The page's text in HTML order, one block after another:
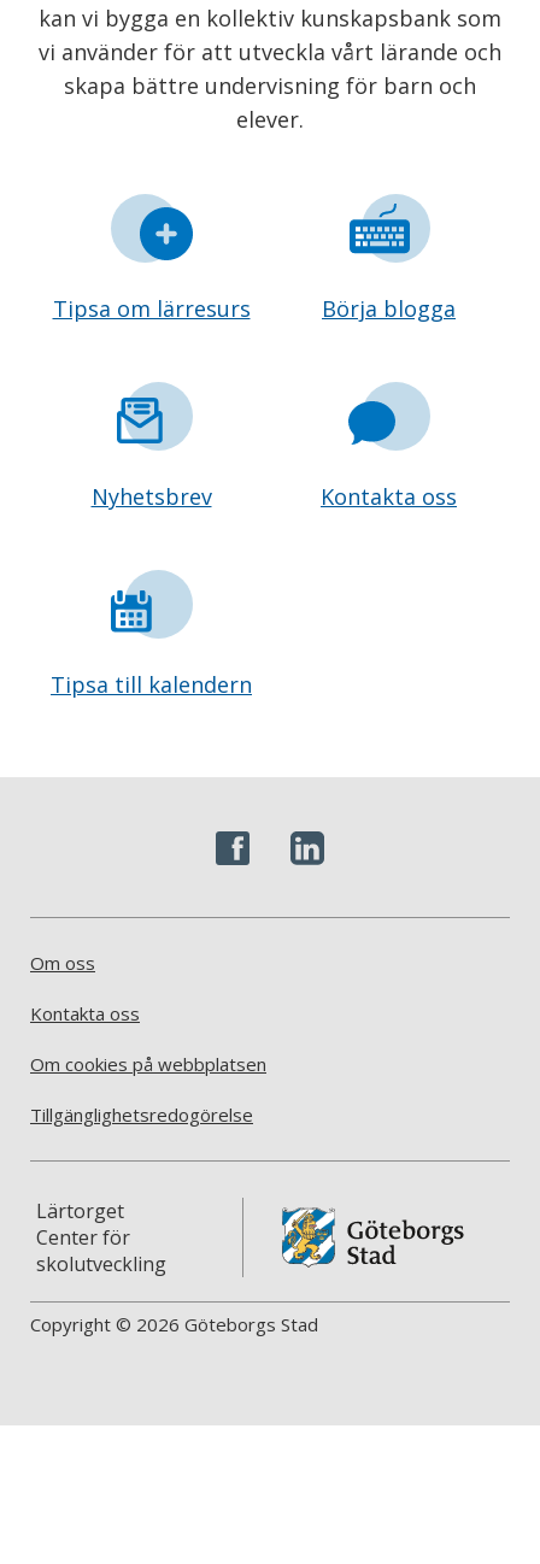
kan vi bygga en kollektiv kunskapsbank som
vi använder för att utveckla vårt lärande och
skapa bättre undervisning för barn och
elever.
Tipsa om lärresurs Börja blogga
Nyhetsbrev Kontakta oss
Tipsa till kalendern
Om oss
Kontakta oss
Om cookies på webbplatsen
Tillgänglighetsredogörelse
Lärtorget
Center för
skolutveckling
Copyright © 2026 Göteborgs Stad